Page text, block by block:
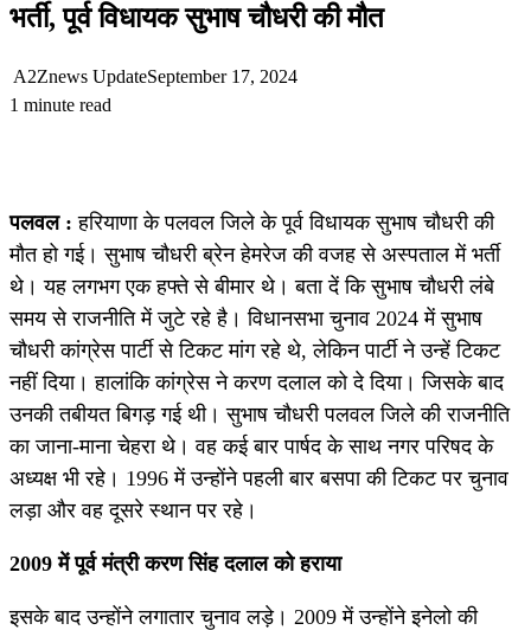
भर्ती, पूर्व विधायक सुभाष चौधरी की मौत
A2Znews UpdateSeptember 17, 2024
1 minute read
पलवल :हरियाणा के पलवल जिले के पूर्व विधायक सुभाष चौधरी की
मौत हो गई। सुभाष चौधरी ब्रेन हेमरेज की वजह से अस्पताल में भर्ती
थे। यह लगभग एक हफ्ते से बीमार थे। बता दें कि सुभाष चौधरी लंबे
समय से राजनीति में जुटे रहे है। विधानसभा चुनाव 2024 में सुभाष
चौधरी कांग्रेस पार्टी से टिकट मांग रहे थे, लेकिन पार्टी ने उन्हें टिकट
नहीं दिया। हालांकि कांग्रेस ने करण दलाल को दे दिया। जिसके बाद
उनकी तबीयत बिगड़ गई थी। सुभाष चौधरी पलवल जिले की राजनीति
का जाना-माना चेहरा थे। वह कई बार पार्षद के साथ नगर परिषद के
अध्यक्ष भी रहे। 1996 में उन्होंने पहली बार बसपा की टिकट पर चुनाव
लड़ा और वह दूसरे स्थान पर रहे।
2009 में पूर्व मंत्री करण सिंह दलाल को हराया
इसके बाद उन्होंने लगातार चुनाव लड़े। 2009 में उन्होंने इनेलो की